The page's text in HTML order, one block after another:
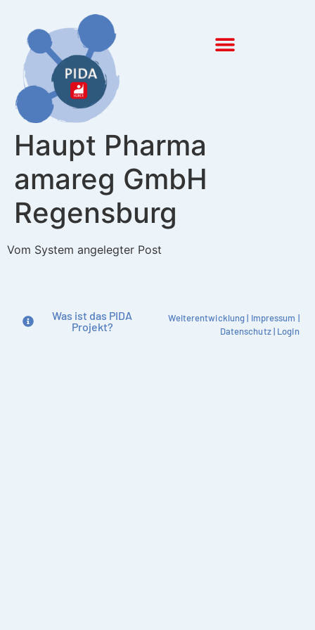
Haupt Pharma
amareg GmbH
Regensburg
Vom System angelegter Post
Was ist das PIDA
Projekt?
Weiterentwicklung| Impressum |
Datenschutz| Login